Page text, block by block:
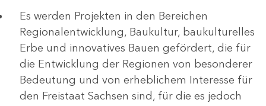
Es werden Projekten in den Bereichen
Regionalentwicklung, Baukultur, baukulturelles
Erbe und innovatives Bauen gefördert, die für
die Entwicklung der Regionen von besonderer
Bedeutung und von erheblichem Interesse für
den Freistaat Sachsen sind, für die es jedoch